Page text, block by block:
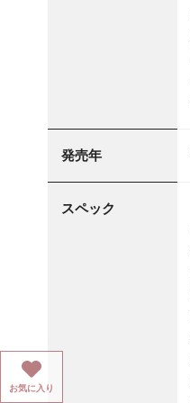
発売年
スペック
お気に入り